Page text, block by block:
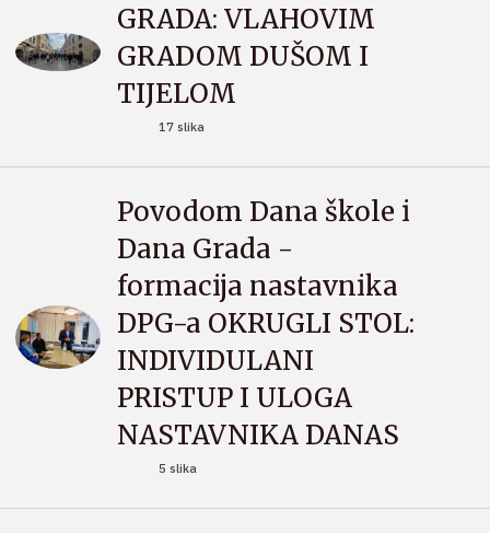
GRADA: VLAHOVIM
GRADOM DUŠOM I
TIJELOM
17 slika
Povodom Dana škole i
Dana Grada -
formacija nastavnika
DPG-a OKRUGLI STOL:
INDIVIDULANI
PRISTUP I ULOGA
NASTAVNIKA DANAS
5 slika